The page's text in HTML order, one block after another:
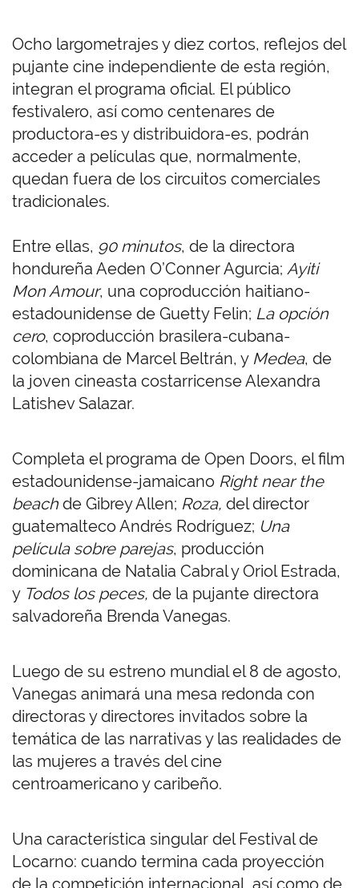
Ocho largometrajes y diez cortos, reflejos del
pujante cine independiente de esta región,
integran el programa oficial. El público
festivalero, así como centenares de
productora-es y distribuidora-es, podrán
acceder a películas que, normalmente,
quedan fuera de los circuitos comerciales
tradicionales.
Entre ellas, 90 minutos, de la directora
hondureña Aeden O’Conner Agurcia; Ayiti
Mon Amour, una coproducción haitiano-
estadounidense de Guetty Felin; La opción
cero, coproducción brasilera-cubana-
colombiana de Marcel Beltrán, y Medea, de
la joven cineasta costarricense Alexandra
Latishev Salazar.
Completa el programa de Open Doors, el film
estadounidense-jamaicano Right near the
beach de Gibrey Allen; Roza, del director
guatemalteco Andrés Rodríguez; Una
película sobre parejas, producción
dominicana de Natalia Cabral y Oriol Estrada,
y Todos los peces, de la pujante directora
salvadoreña Brenda Vanegas.
Luego de su estreno mundial el 8 de agosto,
Vanegas animará una mesa redonda con
directoras y directores invitados sobre la
temática de las narrativas y las realidades de
las mujeres a través del cine
centroamericano y caribeño.
Una característica singular del Festival de
Locarno: cuando termina cada proyección
de la competición internacional, así como de